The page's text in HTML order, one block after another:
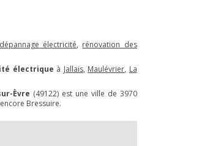
dépannage électricité, rénovation des
électrique à Jallais, Maulévrier, La
Èvre (49122) est une ville de 3970
Bressuire.